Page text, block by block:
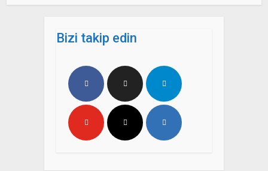
Bizi takip edin